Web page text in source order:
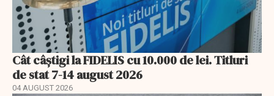
Cât câștigi la FIDELIS cu 10.000 de lei. Titluri
de stat 7-14 august 2026
04 AUGUST 2026